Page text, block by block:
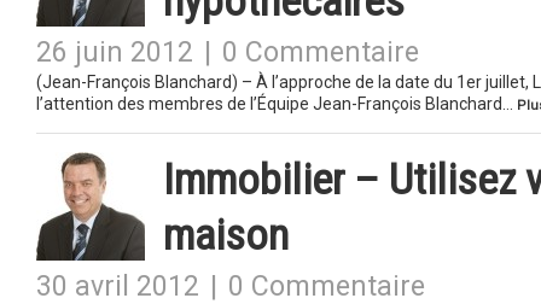
26 juin 2012 0 Commentaire
(Jean-François Blanchard) – À l’approche de la date du 1er
l’attention des membres de l’Équipe Jean-François Blanchard…
Immobilier – Utilisez
maison
30 avril 2012 0 Commentaire